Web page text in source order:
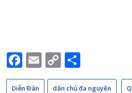
Facebook
Email
Copy
Link
Diễn Đàn dân chủ đa nguyên